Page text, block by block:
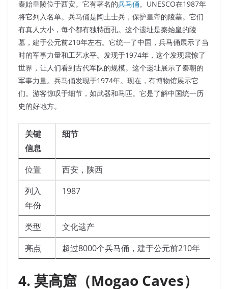
秦始皇陵位于西安。它有著名的兵马俑。UNESCO在1987年
将它列入名单。兵马俑是陶土士兵，保护皇帝的陵墓。它们
有真人大小，每个都有独特面孔。这个遗址是秦始皇的陵
墓，建于公元前210年左右。它统一了中国，兵马俑展示了当
时的军事力量和工艺水平。发现于1974年，这个发现震惊了
世界，让人们看到古代军队的规模。这个遗址展示了秦朝的
军事力量。兵马俑发现于1974年。现在，有博物馆展示它
们。游客惊叹于细节，如武器和马匹。它是了解中国统一历
史的好地方。
关键
信息
细节
位置
西安，陕西
列入
年份
1987
类型
文化遗产
亮点
超过8000个兵马俑，建于公元前210年
4. 莫高窟（Mogao Caves）